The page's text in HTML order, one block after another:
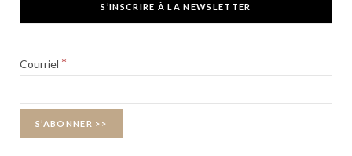
e w t
S’INSCRIRE À LA NEWSLETTER
Courriel *